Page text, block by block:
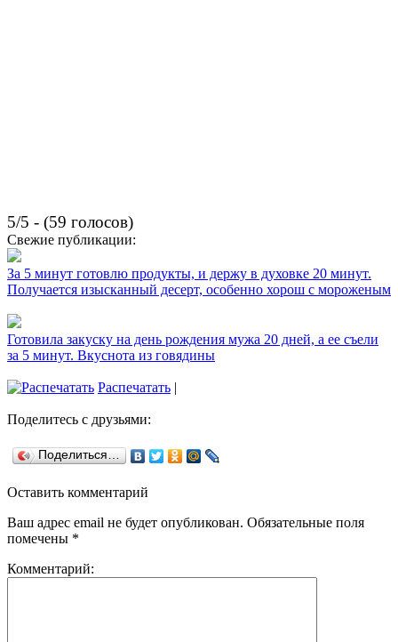
5/5 - (59 голосов)
Свежие публикации:
За 5 минут готовлю продукты, и держу в духовке 20 минут.
Получается изысканный десерт, особенно хорош с мороженым
Готовила закуску на день рождения мужа 20 дней, а ее съели
за 5 минут. Вкуснота из говядины
Распечатать |
Поделитесь с друзьями:
Поделиться…
Оставить комментарий
Ваш адрес email не будет опубликован. Обязательные поля
помечены *
Комментарий: